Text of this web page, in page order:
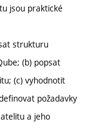
jsou praktické
strukturu
(b) popsat
(c) vyhodnotit
požadavky
a jeho